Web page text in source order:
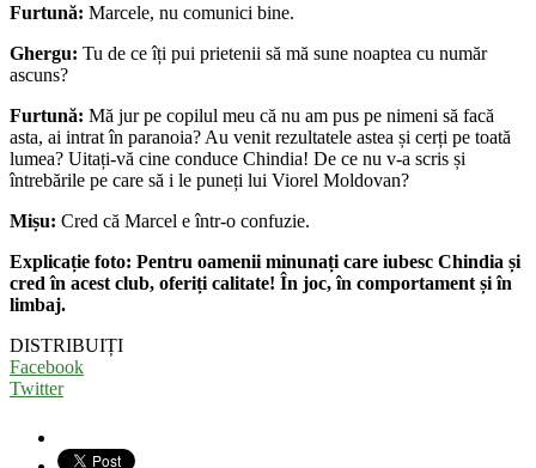
Furtună: Marcele, nu comunici bine.
Ghergu: Tu de ce îți pui prietenii să mă sune noaptea cu număr
ascuns?
Furtună: Mă jur pe copilul meu că nu am pus pe nimeni să facă
asta, ai intrat în paranoia? Au venit rezultatele astea și cerți pe toată
lumea? Uitați-vă cine conduce Chindia! De ce nu v-a scris și
întrebările pe care să i le puneți lui Viorel Moldovan?
Mișu: Cred că Marcel e într-o confuzie.
Explicație foto: Pentru oamenii minunați care iubesc Chindia și
cred în acest club, oferiți calitate! În joc, în comportament și în
limbaj.
DISTRIBUIȚI
Facebook
Twitter